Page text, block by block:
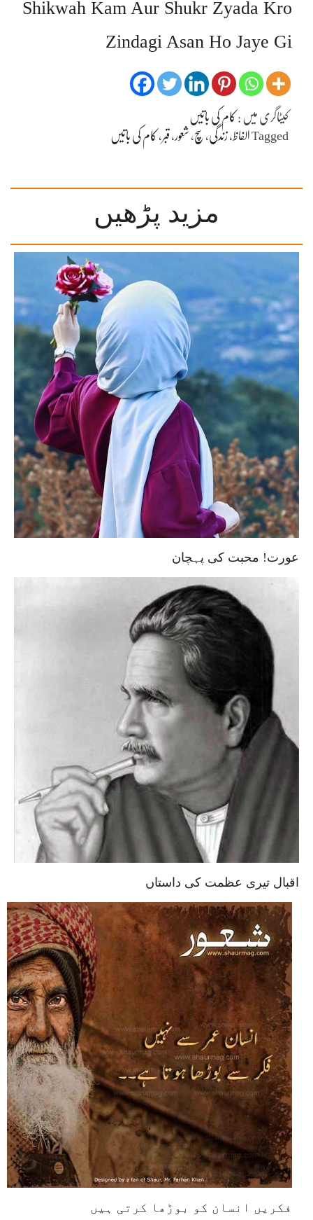
Shikwah Kam Aur Shukr Zyada Kro
Zindagi Asan Ho Jaye Gi
کیٹاگری میں : کام کی باتیں
Taggedالفاظ،زندگی، سچ، شعور ، قبر ، کام کی باتیں
مزید پڑھیں
عورت! محبت کی پہچان
اقبال تیری عظمت کی داستاں
فکریں انسان کو بوڑھا کرتی ہیں